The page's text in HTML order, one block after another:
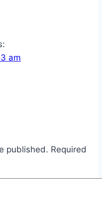
am
published. Required